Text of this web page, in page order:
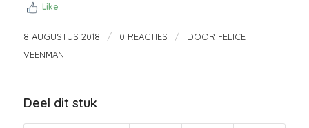
Like
8 AUGUSTUS 2018 / 0 REACTIES / DOOR FELICE
VEENMAN
Deel dit stuk